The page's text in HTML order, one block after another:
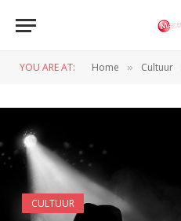
YOU ARE AT: Home » Cultuur
CULTUUR